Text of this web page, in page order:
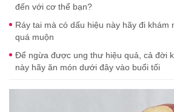
đến với cơ thể bạn?
Ráy tai mà có dấu hiệu này hãy đi khám
quá muộn
Để ngừa được ung thư hiệu quả, cả đời
này hãy ăn món dưới đây vào buổi tối